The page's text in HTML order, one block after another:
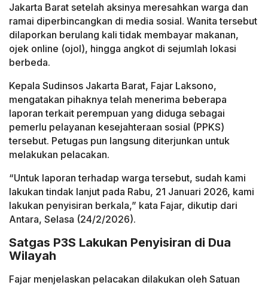
Jakarta Barat setelah aksinya meresahkan warga dan
ramai diperbincangkan di media sosial. Wanita tersebut
dilaporkan berulang kali tidak membayar makanan,
ojek online (ojol), hingga angkot di sejumlah lokasi
berbeda.
Kepala Sudinsos Jakarta Barat, Fajar Laksono,
mengatakan pihaknya telah menerima beberapa
laporan terkait perempuan yang diduga sebagai
pemerlu pelayanan kesejahteraan sosial (PPKS)
tersebut. Petugas pun langsung diterjunkan untuk
melakukan pelacakan.
“Untuk laporan terhadap warga tersebut, sudah kami
lakukan tindak lanjut pada Rabu, 21 Januari 2026, kami
lakukan penyisiran berkala,” kata Fajar, dikutip dari
Antara, Selasa (24/2/2026).
Satgas P3S Lakukan Penyisiran di Dua
Wilayah
Fajar menjelaskan pelacakan dilakukan oleh Satuan